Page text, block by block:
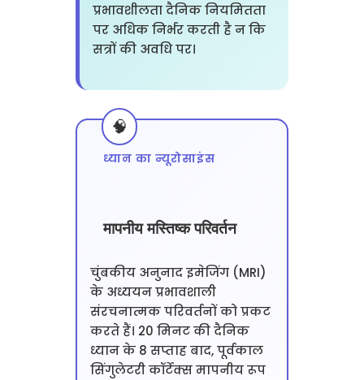
प्रभावशीलता दैनिक नियमितता
पर अधिक निर्भर करती है न कि
सत्रों की अवधि पर।
ध्यान का न्यूरोसाइंस
मापनीय मस्तिष्क परिवर्तन
चुंबकीय अनुनाद इमेजिंग (MRI)
के अध्ययन प्रभावशाली
संरचनात्मक परिवर्तनों को प्रकट
करते हैं। 20 मिनट की दैनिक
ध्यान के 8 सप्ताह बाद, पूर्वकाल
सिंगुलेटरी कॉर्टेक्स मापनीय रूप